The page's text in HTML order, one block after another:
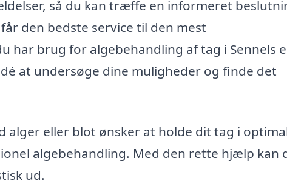
så du kan træffe en informeret
den bedste service til den mest
har brug for algebehandling af tag i Sennels
at undersøge dine muligheder og finde det
alger eller blot ønsker at holde dit tag i
algebehandling. Med den rette hjælp kan
ud.